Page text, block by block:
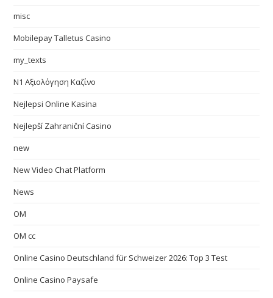
misc
Mobilepay Talletus Casino
my_texts
N1 Αξιολόγηση Καζίνο
Nejlepsi Online Kasina
Nejlepší Zahraniční Casino
new
New Video Chat Platform
News
OM
OM cc
Online Casino Deutschland für Schweizer 2026: Top 3 Test
Online Casino Paysafe